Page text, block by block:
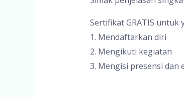
Sertifikat GRATIS untuk
1. Mendaftarkan diri
2. Mengikuti kegiatan
3. Mengisi presensi dan